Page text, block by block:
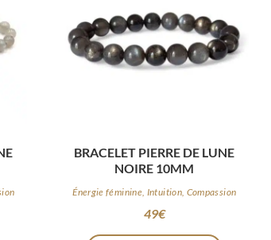
BRACELET PIERRE DE LUNE
NOIRE 10MM
Énergie féminine, Intuition, Compassion
49€